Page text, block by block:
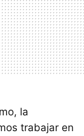
la
trabajar en